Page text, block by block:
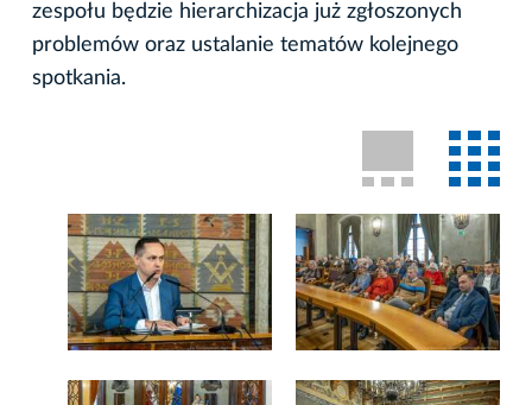
zespołu będzie hierarchizacja już zgłoszonych
problemów oraz ustalanie tematów kolejnego
spotkania.